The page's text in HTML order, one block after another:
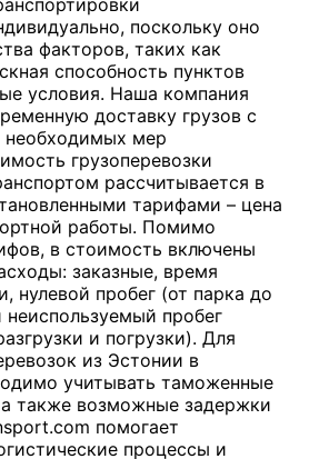
поскольку оно
факторов, таких как
способность пунктов
условия. Наша компания
доставку грузов с
необходимых мер
грузоперевозки
рассчитывается в
тарифами – цена
работы. Помимо
в стоимость включены
заказные, время
нулевой пробег (от парка до
неиспользуемый пробег
и погрузки). Для
из Эстонии в
учитывать таможенные
также возможные задержки
помогает
процессы и